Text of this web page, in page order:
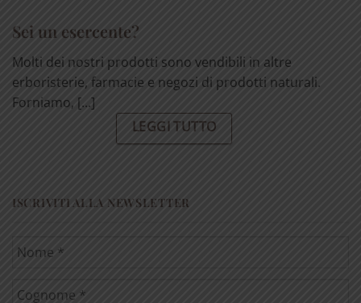
Sei un esercente?
Molti dei nostri prodotti sono vendibili in altre
erboristerie, farmacie e negozi di prodotti naturali.
Forniamo, [...]
LEGGI TUTTO
ISCRIVITI ALLA NEWSLETTER